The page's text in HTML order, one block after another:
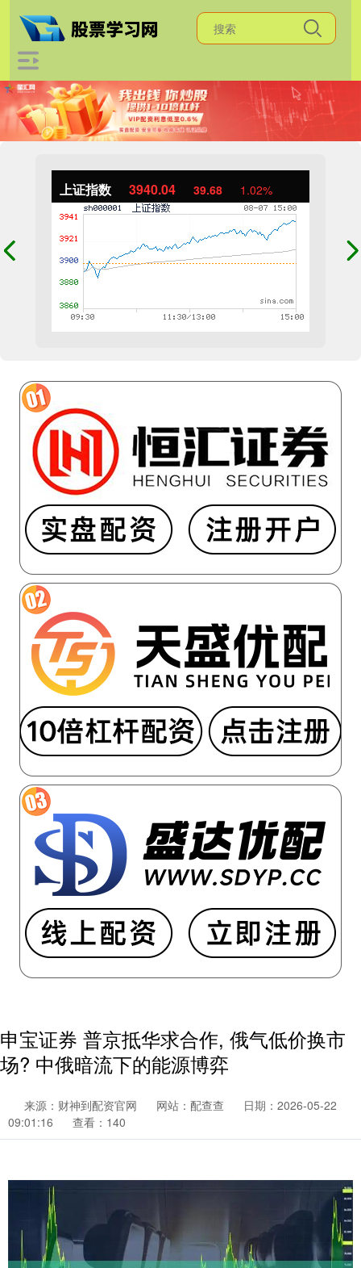
上证指数 3940.04 39.68 1.02%
申宝证券 普京抵华求合作, 俄气低价换市
场? 中俄暗流下的能源博弈
来源：财神到配资官网 网站：配查查
日期：2026-05-22
09:01:16
查看：140